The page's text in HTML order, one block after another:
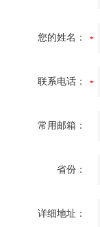
您的姓名：
联系电话：
常用邮箱：
省份：
详细地址：